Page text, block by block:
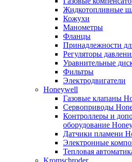
Жидкотопливные
Кожухи
Манометры
Фланцы
Принадлежности
Регуляторы
Уравнительные
Фильтры
Электродвигатели
Honeywell
Газовые клапаны
Сервоприводы
Контроллеры и
оборудование
Датчики пламени
Электронные
Тепловая
Kromschroder